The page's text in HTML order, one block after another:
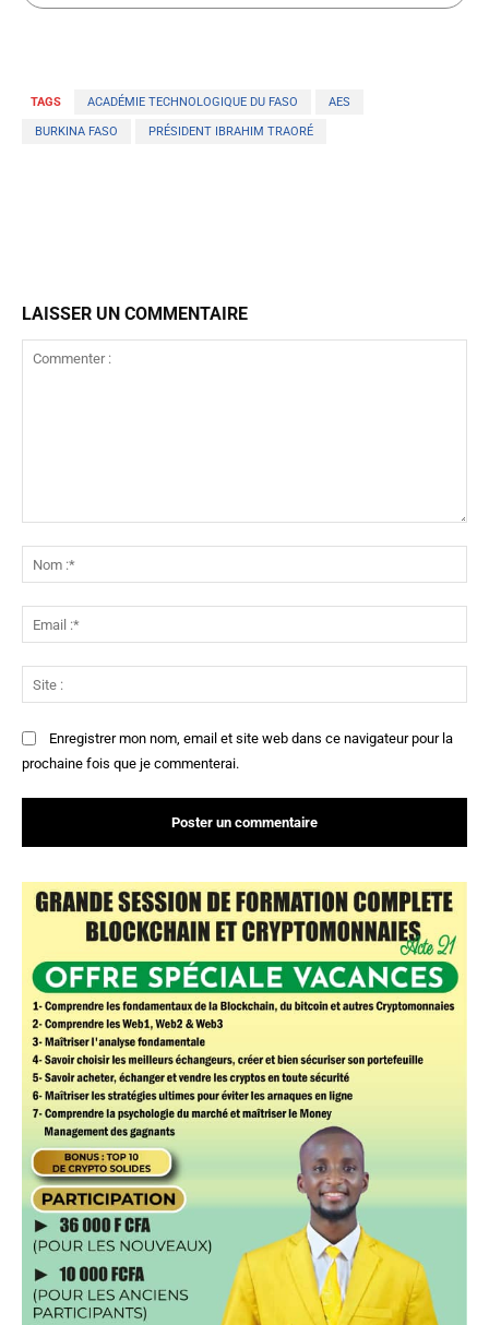
TAGS ACADÉMIE TECHNOLOGIQUE DU FASO AES
BURKINA FASO PRÉSIDENT IBRAHIM TRAORÉ
LAISSER UN COMMENTAIRE
:*
:*
:
Enregistrer mon nom, email et site web dans ce navigateur pour la
prochaine fois que je commenterai.